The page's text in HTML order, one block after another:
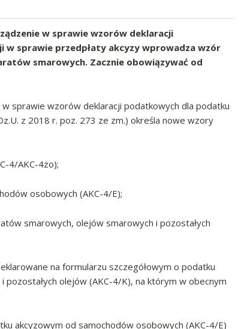
w sprawie wzorów deklaracji
sprawie przedpłaty akcyzy wprowadza wzór
smarowych. Zacznie obowiązywać od
sprawie wzorów deklaracji podatkowych dla podatku
z 2018 r. poz. 273 ze zm.) określa nowe wzory
4/AKC-4zo);
osobowych (AKC-4/E);
smarowych, olejów smarowych i pozostałych
na formularzu szczegółowym o podatku
olejów (AKC-4/K), na którym w obecnym
akcyzowym od samochodów osobowych (AKC-4/E)